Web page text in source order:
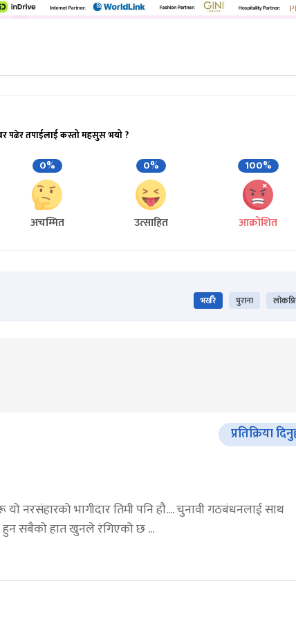
पढेर तपाईलाई कस्तो महसुस भयो ?
0%
अचम्मित
0%
उत्साहित
100%
आक्रोशित
भर्खरै पुराना
प्रतिक्रिया
नरसंहारको भागीदार तिमी पनि हौ.... चुनावी गठबंधनलाई साथ
हुन सबैको हात खुनले रंगिएको छ ...